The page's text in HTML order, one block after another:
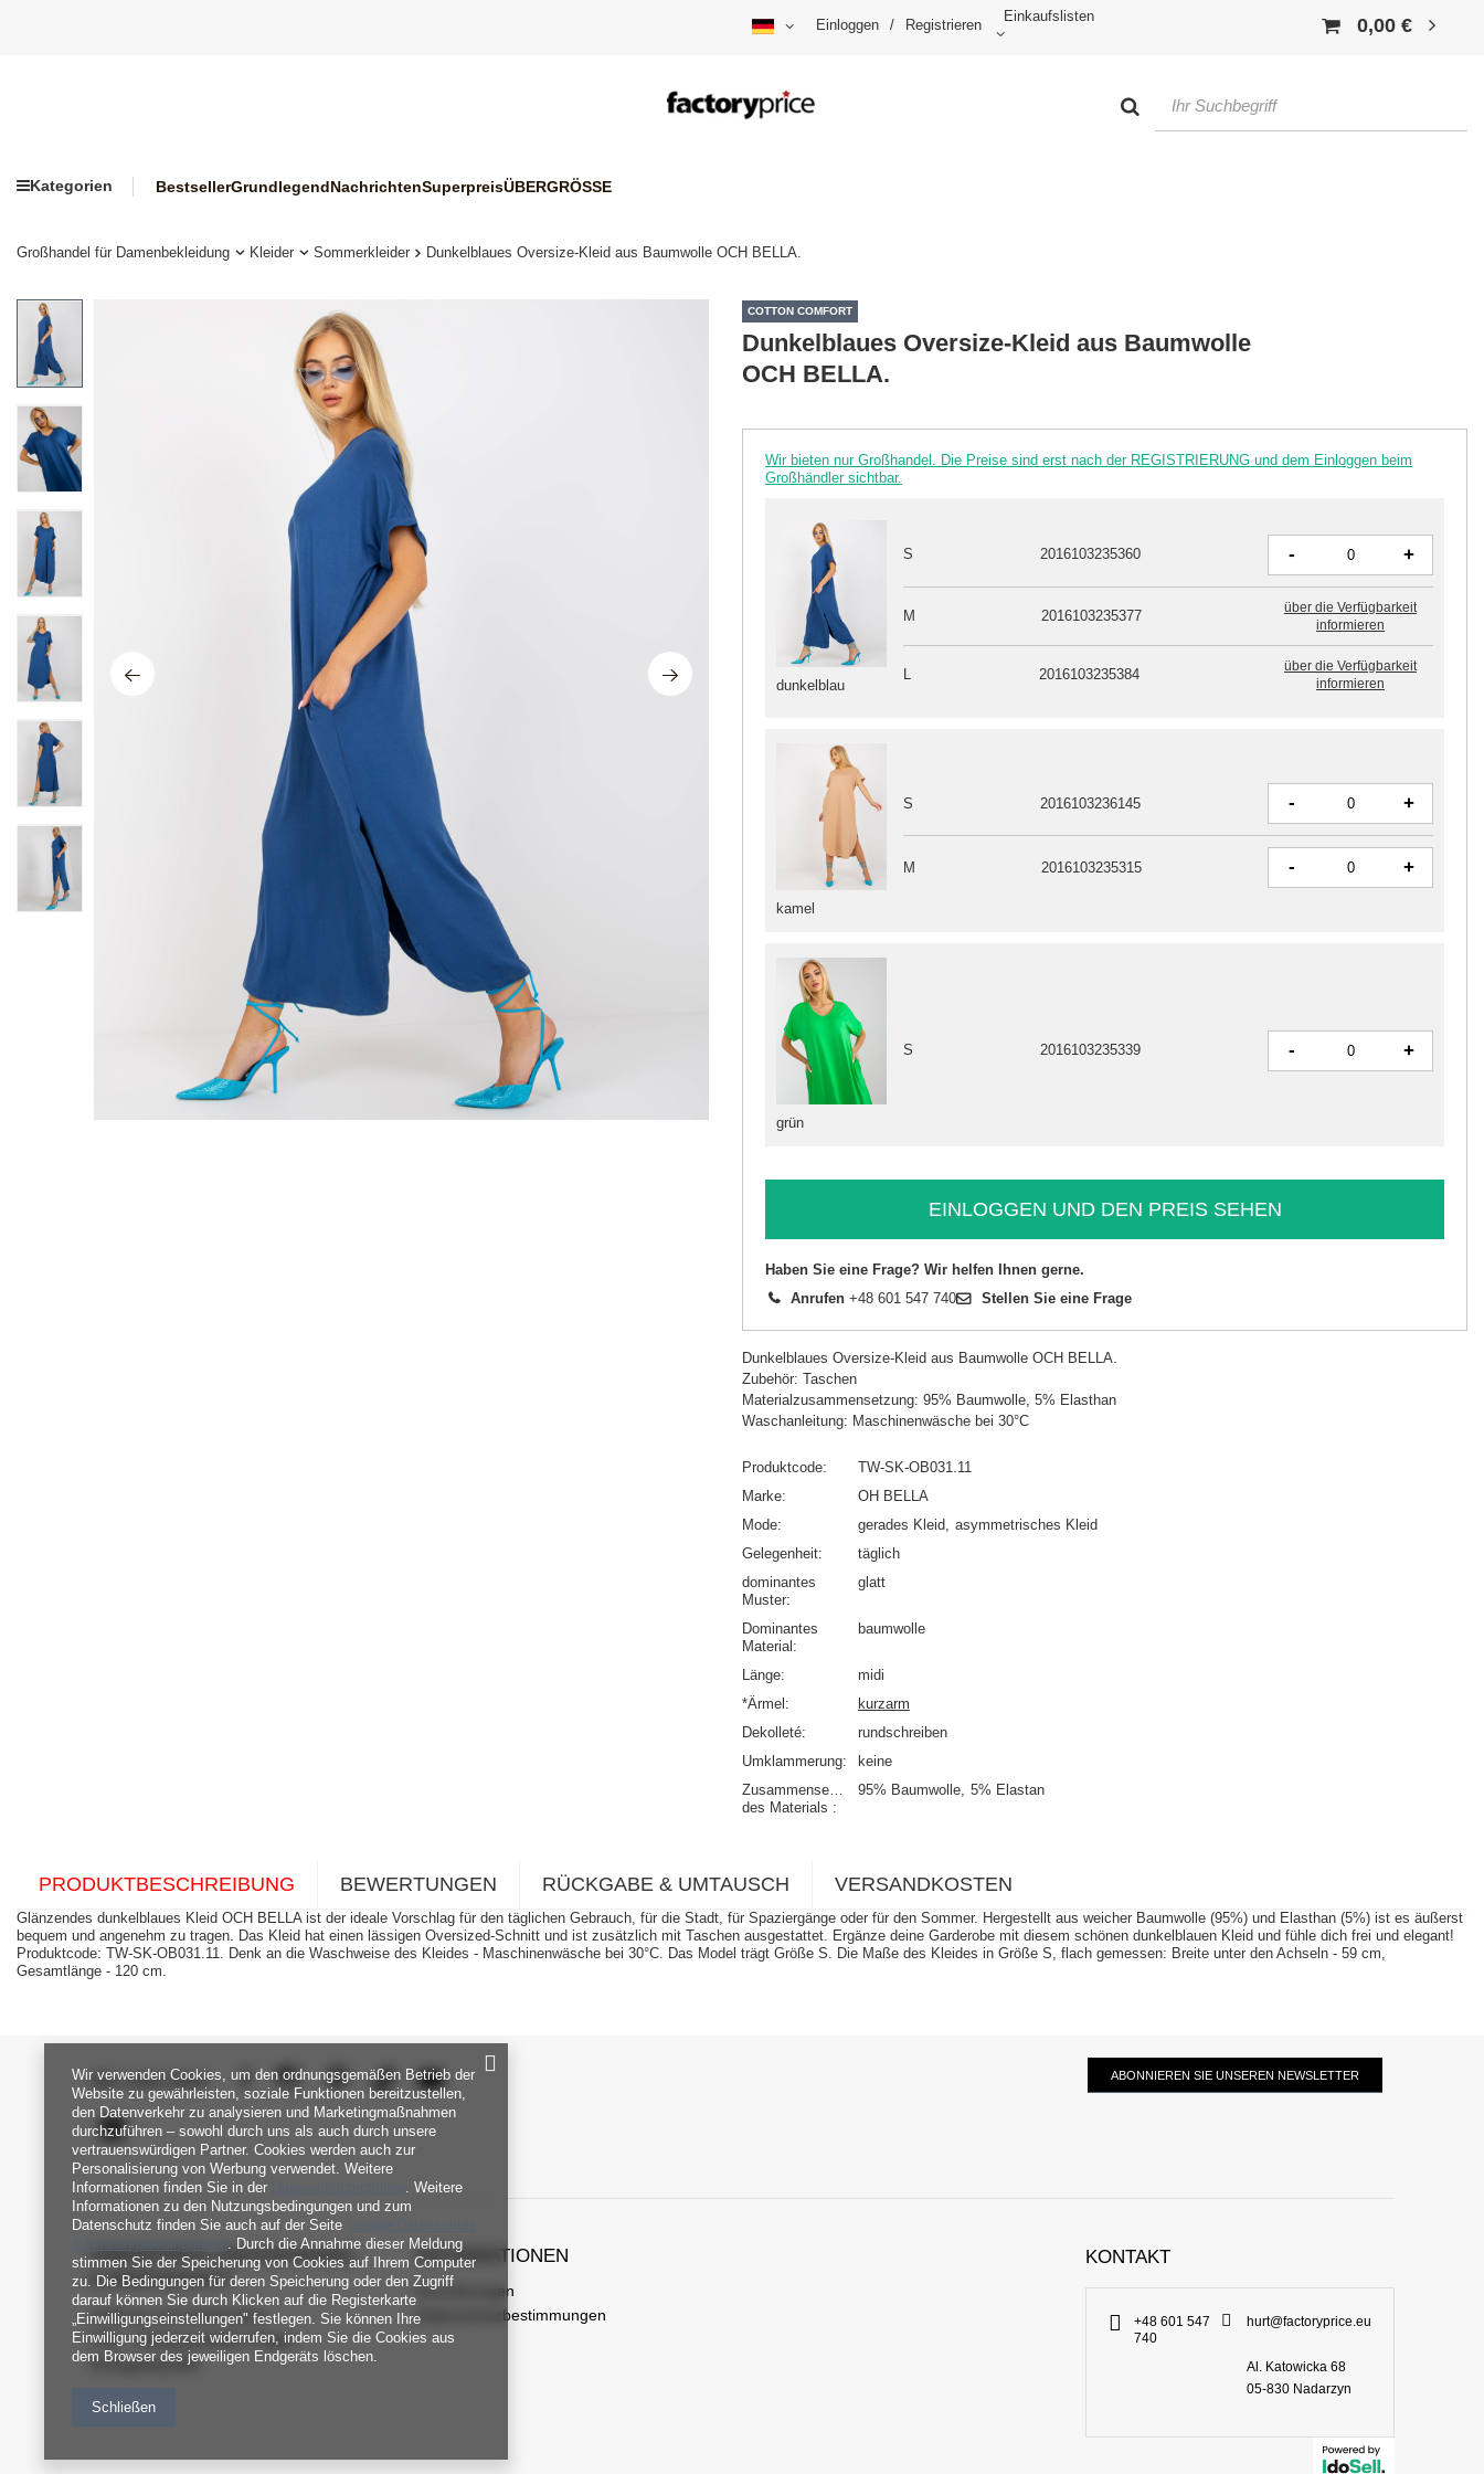
Einloggen / Registrieren
Einkaufslisten 0,00 €
Kategorien BestsellerGrundlegendNachrichtenSuperpreisÜBERGRÖSSE
Großhandel für Damenbekleidung Kleider Sommerkleider Dunkelblaues Oversize-Kleid aus Baumwolle OCH BELLA.
COTTON COMFORT
Dunkelblaues Oversize-Kleid aus Baumwolle
OCH BELLA.
Wir bieten nur Großhandel. Die Preise sind erst nach der REGISTRIERUNG und dem Einloggen beim
Großhändler sichtbar.
kamel
S 2016103236145 - +
M 2016103235315 - +
dunkelblau
S 2016103235360 - +
M 2016103235377
über die Verfügbarkeit
informieren
L 2016103235384
über die Verfügbarkeit
informieren
grün
S 2016103235339 - +
EINLOGGEN UND DEN PREIS SEHEN
Haben Sie eine Frage? Wir helfen Ihnen gerne.
Anrufen +48 601 547 740 Stellen Sie eine Frage
Dunkelblaues Oversize-Kleid aus Baumwolle OCH BELLA.
Zubehör: Taschen
Materialzusammensetzung: 95% Baumwolle, 5% Elasthan
Waschanleitung: Maschinenwäsche bei 30°C
Produktcode
TW-SK-OB031.11
Marke
OH BELLA
Mode
gerades Kleid
asymmetrisches Kleid
Gelegenheit
täglich
dominantes
Muster
glatt
Dominantes
Material
baumwolle
Länge
midi
*Ärmel
kurzarm
Dekolleté
rundschreiben
Umklammerung
keine
Zusammensetzung
des Materials
95% Baumwolle 5% Elastan
PRODUKTBESCHREIBUNG BEWERTUNGEN RÜCKGABE & UMTAUSCH VERSANDKOSTEN
Glänzendes dunkelblaues Kleid OCH BELLA ist der ideale Vorschlag für den täglichen Gebrauch, für die Stadt, für Spaziergänge oder für den Sommer. Hergestellt aus weicher Baumwolle (95%) und Elasthan (5%) ist es äußerst
bequem und angenehm zu tragen. Das Kleid hat einen lässigen Oversized-Schnitt und ist zusätzlich mit Taschen ausgestattet. Ergänze deine Garderobe mit diesem schönen dunkelblauen Kleid und fühle dich frei und elegant!
Produktcode: TW-SK-OB031.11. Denk an die Waschweise des Kleides - Maschinenwäsche bei 30°C. Das Model trägt Größe S. Die Maße des Kleides in Größe S, flach gemessen: Breite unter den Achseln - 59 cm,
Gesamtlänge - 120 cm.
SEI UNS NAH ABONNIEREN SIE UNSEREN NEWSLETTER
FABRIKPREIS-GROSSHANDEL-K
UNDENDIENST
Zahlung und Lieferkosten
FAQ - Häufig gestellte Fragen
Rückgabepolitik
INFORMATIONEN
Verordnungen
Datenschutzbestimmungen
KONTAKT
+48 601 547
740
hurt@factoryprice.eu
Al. Katowicka 68
05-830 Nadarzyn
Wir verwenden Cookies, um den ordnungsgemäßen Betrieb der
Website zu gewährleisten, soziale Funktionen bereitzustellen,
den Datenverkehr zu analysieren und Marketingmaßnahmen
durchzuführen – sowohl durch uns als auch durch unsere
vertrauenswürdigen Partner. Cookies werden auch zur
Personalisierung von Werbung verwendet. Weitere
Informationen finden Sie in der
. Weitere
Informationen zu den Nutzungsbedingungen und zum
Datenschutz finden Sie auch auf der Seite
& Nutzungsbedingungen . Durch die Annahme dieser Meldung
stimmen Sie der Speicherung von Cookies auf Ihrem Computer
zu. Die Bedingungen für deren Speicherung oder den Zugriff
darauf können Sie durch Klicken auf die Registerkarte
„Einwilligungseinstellungen" festlegen. Sie können Ihre
Einwilligung jederzeit widerrufen, indem Sie die Cookies aus
dem Browser des jeweiligen Endgeräts löschen.
Schließen